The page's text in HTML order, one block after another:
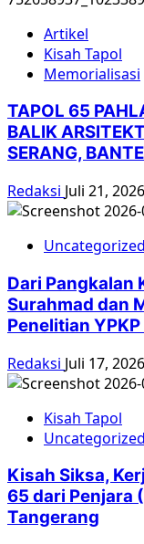
Artikel
Kisah Tapol
Memorialisasi
TAPOL 65
BALIK
SERANG,
Redaksi Juli 21, 2026
Uncategorized
Dari Pangkalan
Surahmad dan
Penelitian
Redaksi Juli 17, 2026
Kisah Tapol
Uncategorized
Kisah Siksa,
65 dari Penjara
Tangerang